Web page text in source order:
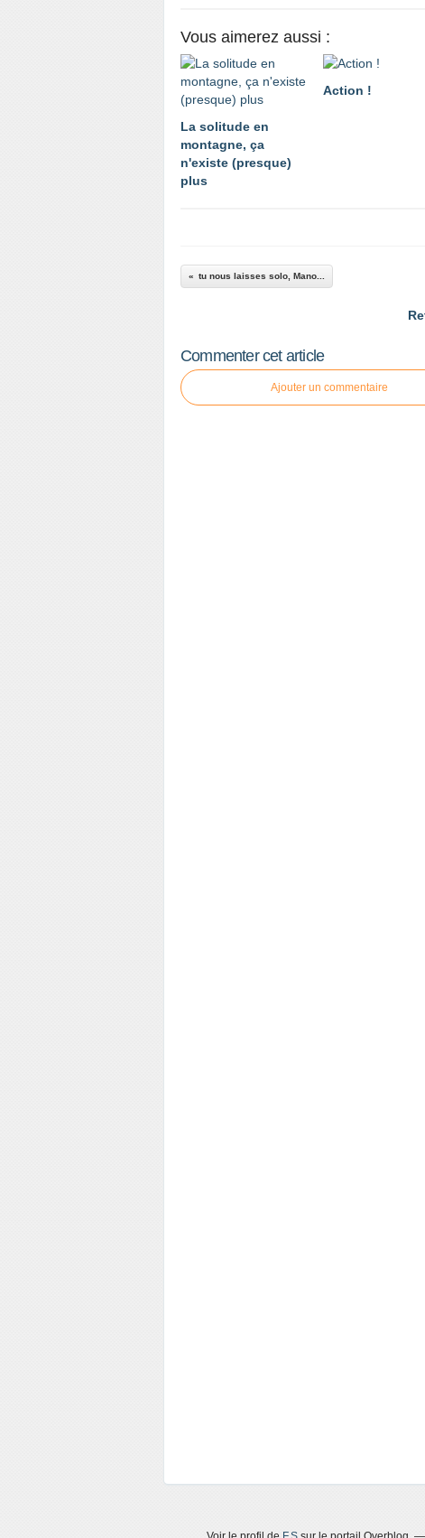
Vous aimerez aussi :
La solitude en
montagne, ça
n'existe (presque)
plus
Action !
tu nous laisses solo, Mano...
Commenter cet article
Ajouter un commentaire